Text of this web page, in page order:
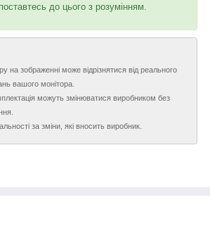
до цього з розумінням.
на зображенні може відрізнятися від реального
вашого монітора.
можуть змінюватися виробником без
за зміни, які вносить виробник.